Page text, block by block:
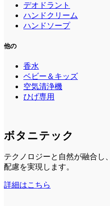
デオドラント
ハンドクリーム
ハンドソープ
他の
香水
ベビー＆キッズ
空気清浄機
ひげ専用
ボタニテック
テクノロジーと自然が融合し
配慮を実現します。
詳細はこちら